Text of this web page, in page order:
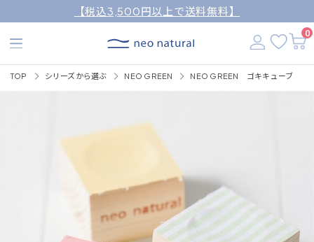
【税込3,500円以上で送料無料】
0
TOP シリーズから選ぶ NEO GREEN NEO GREEN ゴキキューブ